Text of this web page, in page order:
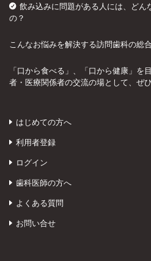
飲み込みに問題がある人には、どん
の？
こんなお悩みを解決する訪問歯科の総
「口から食べる」、「口から健康」を
者・医療関係者の交流の場として、ぜ
はじめての方へ
利用者登録
ログイン
歯科医師の方へ
よくある質問
お問い合せ